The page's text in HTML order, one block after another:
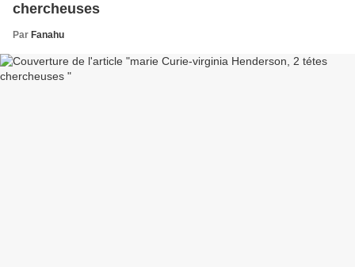
chercheuses
Par Fanahu